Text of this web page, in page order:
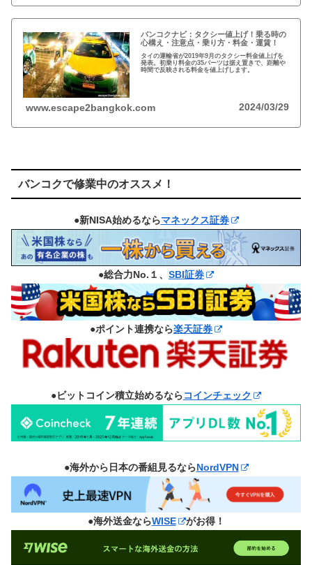
バンコクナビ：タクシー値上げ！乗る時の
心構え・注意点・乗り方・料金・運賃！
タイの運輸省が2019年9月のタクシー料金値上げを
発表。初乗り料金の35バーツは据え置きで、距離や
時間で反映される料金を値上げします。
www.escape2bangkok.com 2024/03/29
バンコクで修業中のオススメ！
●新NISA始めるならマネックス証券
●総合力No.１、 SBI証券
●ポイント連携なら楽天証券
●ビットコイン積立始めるならコインチェック
●海外から日本の番組見るならNordVPN
●海外送金ならWISE がお得！